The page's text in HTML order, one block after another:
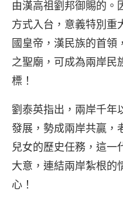
由漢高祖劉邦御賜的。
方式入台，意義特別重
國皇帝，漢民族的首領
之聖廟，可成為兩岸民
標！
劉泰英指出，兩岸千年
發展，勢成兩岸共贏，
兒女的歷史任務，這一
大意，連結兩岸紮根的
心！